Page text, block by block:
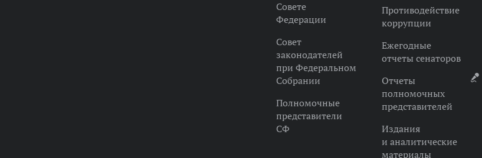
Совете
Федерации
Совет
законодателей
при Федеральном
Собрании
Полномочные
представители
СФ
Противодействие
коррупции
Ежегодные
отчеты сенаторов
Отчеты
полномочных
представителей
Издания
и аналитические
материалы